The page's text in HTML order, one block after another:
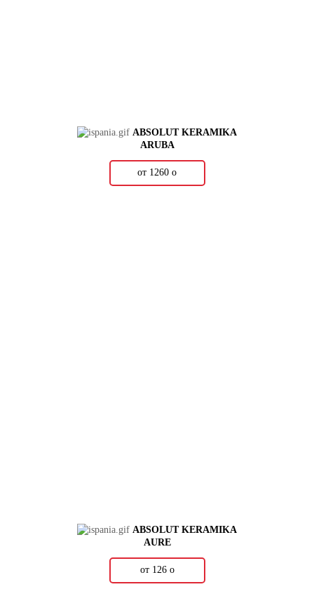
ABSOLUT KERAMIKA
ARUBA
от 1260 о
ABSOLUT KERAMIKA
AURE
от 126 о